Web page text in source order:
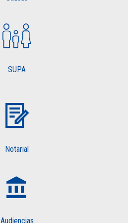
SUPA
Notarial
Audiencias